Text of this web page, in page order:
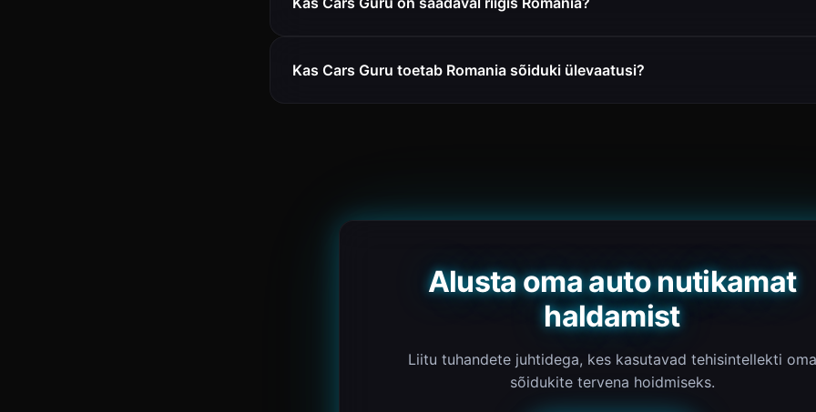
Kas Cars Guru toetab Romania sõiduki ülevaatusi?
Alusta oma auto nutikamat
haldamist
Liitu tuhandete juhtidega, kes kasutavad tehisintellekti oma
sõidukite tervena hoidmiseks.